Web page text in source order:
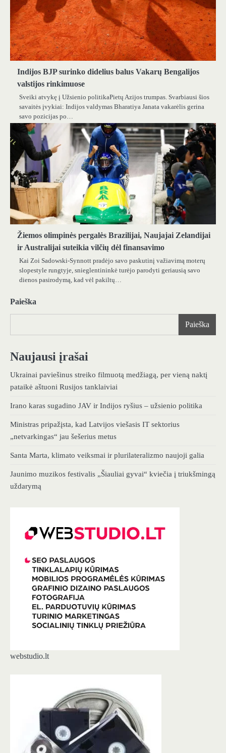
Indijos BJP surinko didelius balus Vakarų Bengalijos
valstijos rinkimuose
Sveiki atvykę į Užsienio politikaPietų Azijos trumpas. Svarbiausi šios
savaitės įvykiai: Indijos valdymas Bharatiya Janata vakarėlis gerina
savo pozicijas po…
Žiemos olimpinės pergalės Brazilijai, Naujajai Zelandijai
ir Australijai suteikia vilčių dėl finansavimo
Kai Zoi Sadowski-Synnott pradėjo savo paskutinį važiavimą moterų
slopestyle rungtyje, snieglentininkė turėjo parodyti geriausią savo
dienos pasirodymą, kad vėl pakiltų…
Paieška
Paieška
Naujausi įrašai
Ukrainai paviešinus streiko filmuotą medžiagą, per vieną naktį
pataikė aštuoni Rusijos tanklaiviai
Irano karas sugadino JAV ir Indijos ryšius – užsienio politika
Ministras pripažįsta, kad Latvijos viešasis IT sektorius
„netvarkingas“ jau šešerius metus
Santa Marta, klimato veiksmai ir plurilateralizmo naujoji galia
Jaunimo muzikos festivalis „Šiauliai gyvai“ kviečia į triukšmingą
uždarymą
webstudio.lt